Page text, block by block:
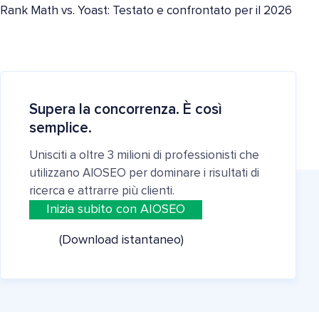
Rank Math vs. Yoast: Testato e confrontato per il 2026
Supera la concorrenza. È così
semplice.
Unisciti a oltre 3 milioni di professionisti che
utilizzano AIOSEO per dominare i risultati di
ricerca e attrarre più clienti.
Inizia subito con AIOSEO
(Download istantaneo)